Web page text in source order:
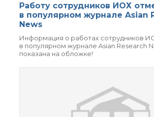
Работу сотрудников ИОХ
в популярном журнале Asian
News
Информация о работах сотрудников
в популярном журнале Asian Research
показана на обложке!